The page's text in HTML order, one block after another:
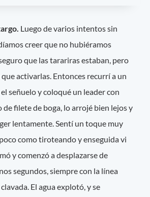
Luego de varios intentos sin
creer que no hubiéramos
que las tarariras estaban, pero
activarlas. Entonces recurrí a un
señuelo y coloqué un leader con
de filete de boga, lo arrojé bien lejos y
lentamente. Sentí un toque muy
como tiroteando y enseguida vi
y comenzó a desplazarse de
segundos, siempre con la línea
El agua explotó, y se